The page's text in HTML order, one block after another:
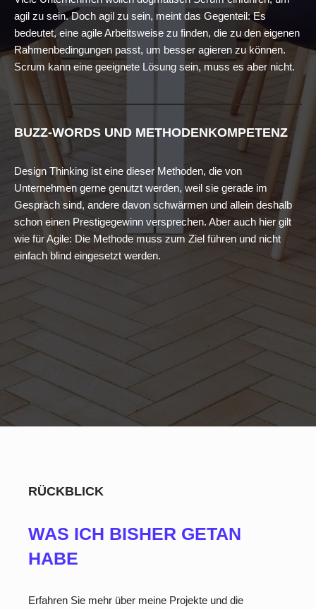
agil zu sein. Doch agil zu sein, meint das Gegenteil: Es
bedeutet, eine agile Arbeitsweise zu finden, die zu den eigenen
Rahmenbedingungen passt, um besser agieren zu können.
Scrum kann eine geeignete Lösung sein, muss es aber nicht.
BUZZ-WORDS UND METHODENKOMPETENZ
Design Thinking ist eine dieser Methoden, die von
Unternehmen gerne genutzt werden, weil sie gerade im
Gespräch sind, andere davon schwärmen und allein deshalb
schon einen Prestigegewinn versprechen. Aber auch hier gilt
wie für Agile: Die Methode muss zum Ziel führen und nicht
einfach blind eingesetzt werden.
RÜCKBLICK
WAS ICH BISHER GETAN
HABE
Erfahren Sie mehr über meine Projekte und die